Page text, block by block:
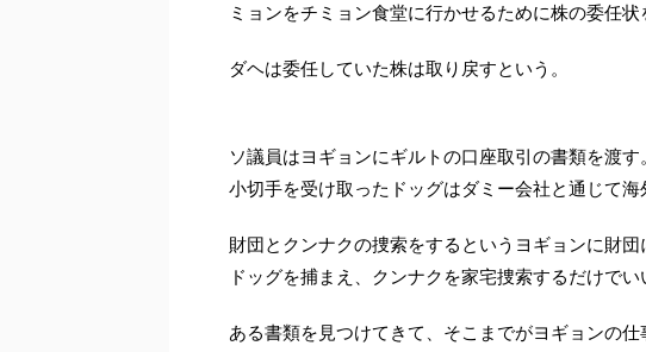
ミョンをチミョン食堂に行かせるために株の委任状
ダヘは委任していた株は取り戻すという。
ソ議員はヨギョンにギルトの口座取引の書類を渡す。
小切手を受け取ったドッグはダミー会社と通じて海
財団とクンナクの捜索をするというヨギョンに財団
ドッグを捕まえ、クンナクを家宅捜索するだけでい
ある書類を見つけてきて、そこまでがヨギョンの仕